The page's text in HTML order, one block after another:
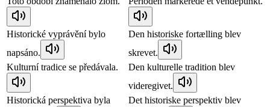
Historické vyprávění bylo
napsáno.
Den historiske fortælling blev
skrevet.
Kulturní tradice se předávala.
Den kulturelle tradition blev
videregivet.
Historická perspektiva byla
Det historiske perspektiv blev